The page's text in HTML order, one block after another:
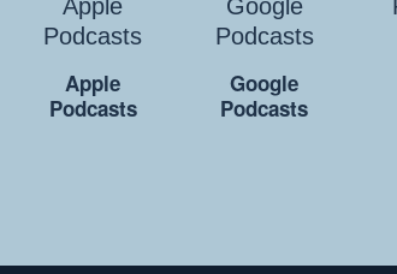
Apple
Podcasts
Google
Podcasts